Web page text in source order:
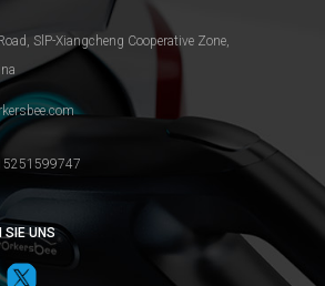
SlP-Xiangcheng Cooperative Zone,
SIE UNS